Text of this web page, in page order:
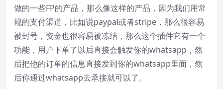
Picture-in-Picture
Fullscreen
This is a modal window.
Beginning of dialog window. Escape will
cancel and close the window.
Text
做的一些FP的产品，那么像这样的产品，因为我们用常
规的支付渠道，比如说paypal或者stripe，那么很容易
被封号，资金也很容易被冻结，那么这个插件它有一个
功能，用户下单了以后直接会触发你的whatsapp，然
后把他的订单的信息直接发到你的whatsapp里面，然
后你通过whatsapp去承接就可以了。